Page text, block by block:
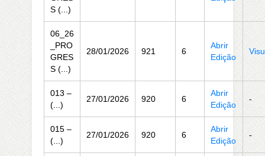
S (...)
06_26
_PRO
GRES
S (...)
28/01/2026 921 6
Abrir
Edição
013 –
(...)
27/01/2026 920 6
Abrir
Edição
-
015 –
(...)
27/01/2026 920 6
Abrir
Edição
-